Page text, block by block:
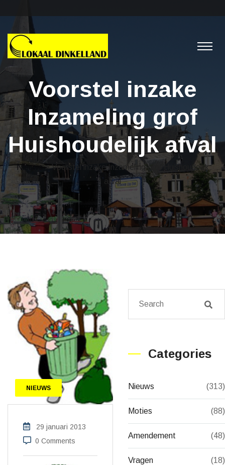
Voorstel inzake
Inzameling grof
Huishoudelijk afval
Nieuws> Voorstel inzake Inzameling grof Huishoudelijk
afval
NIEUWS
29 januari 2013
0 Comments
Categories
Nieuws (313)
Moties (88)
Amendement (48)
Vragen (18)